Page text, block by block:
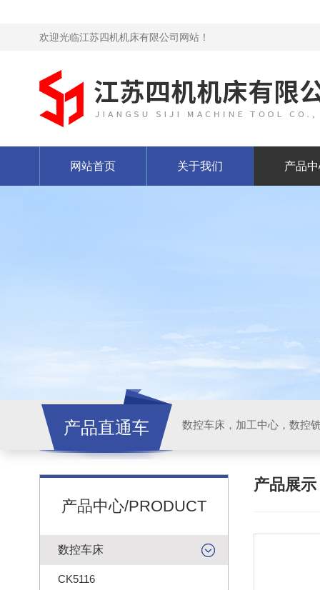
欢迎光临江苏四机机床有限公司网站！
网站首页 关于我们 产品
产品直通车
产品中心/PRODUCT
数控车床
CK5116
产品展示